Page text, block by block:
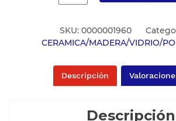
SKU: 0000001960
CERAMICA/MADERA/VIDRIO/
Descripción
Descripción